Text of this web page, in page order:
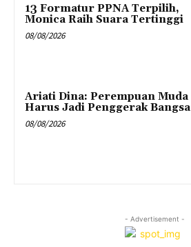
13 Formatur PPNA Terpilih,
Monica Raih Suara Tertinggi
08/08/2026
Ariati Dina: Perempuan Muda
Harus Jadi Penggerak Bangsa
08/08/2026
- Advertisement -